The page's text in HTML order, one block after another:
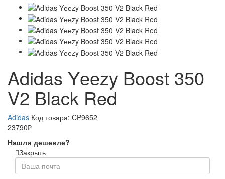
Adidas Yееzy Boost 350
V2 Black Red
Adidas Код товара: CP9652
23790₽
Нашли дешевле?
Закрыть